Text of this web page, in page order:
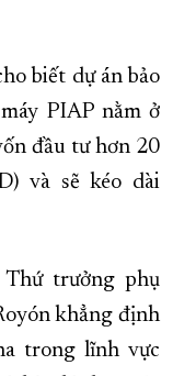
biết dự án bảo
PIAP nằm ở
đầu tư hơn 20
và sẽ kéo dài
trưởng phụ
khẳng định
trong lĩnh vực